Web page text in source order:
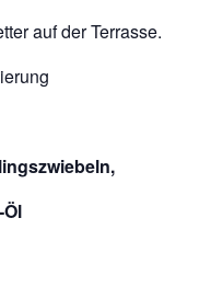
auf der Terrasse.